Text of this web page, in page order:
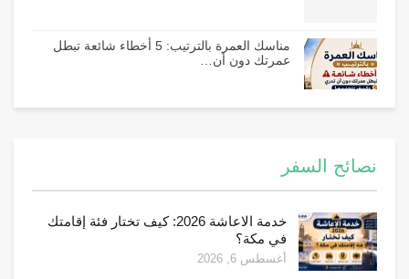
مناسك العمرة بالترتيب: 5 أخطاء شائعة تبطل
عمرتك دون أن…
نصائح السفر
خدمة الاعاشة 2026: كيف تختار فئة إقامتك
في مكة؟
أغسطس 6, 2026